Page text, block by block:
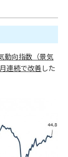
動向指数（景気
連続で改善した